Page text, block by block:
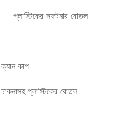
প্লাস্টিকের সফটনার বোতল
কাপ
ঢাকনাসহ প্লাস্টিকের বোতল